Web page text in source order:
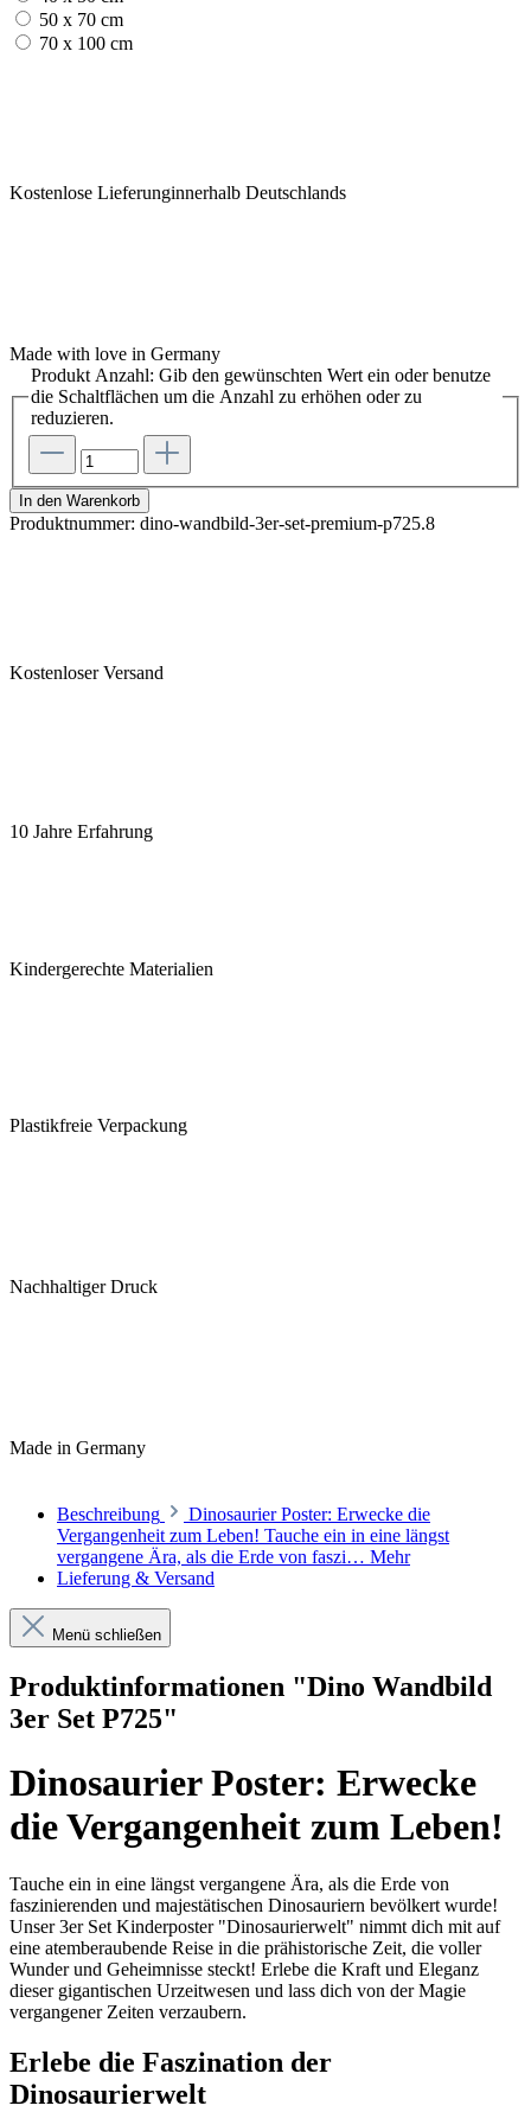
50 x 70 cm
70 x 100 cm
Kostenlose Lieferunginnerhalb Deutschlands
Made with love in Germany
Produkt Anzahl: Gib den gewünschten Wert ein oder benutze
die Schaltflächen um die Anzahl zu erhöhen oder zu
reduzieren.
In den Warenkorb
Produktnummer: dino-wandbild-3er-set-premium-p725.8
Kostenloser Versand
10 Jahre Erfahrung
Kindergerechte Materialien
Plastikfreie Verpackung
Nachhaltiger Druck
Made in Germany
Beschreibung
Dinosaurier Poster: Erwecke die
Vergangenheit zum Leben! Tauche ein in eine längst
vergangene Ära, als die Erde von faszi… Mehr
Lieferung & Versand
Menü schließen
Produktinformationen "Dino Wandbild
3er Set P725"
Dinosaurier Poster: Erwecke
die Vergangenheit zum Leben!
Tauche ein in eine längst vergangene Ära, als die Erde von
faszinierenden und majestätischen Dinosauriern bevölkert wurde!
Unser 3er Set Kinderposter "Dinosaurierwelt" nimmt dich mit auf
eine atemberaubende Reise in die prähistorische Zeit, die voller
Wunder und Geheimnisse steckt! Erlebe die Kraft und Eleganz
dieser gigantischen Urzeitwesen und lass dich von der Magie
vergangener Zeiten verzaubern.
Erlebe die Faszination der
Dinosaurierwelt